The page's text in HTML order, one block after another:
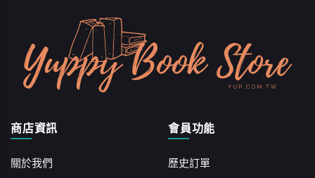
商店資訊
關於我們
會員功能
歷史訂單